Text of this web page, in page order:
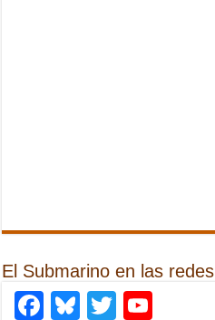
El Submarino en las redes
Facebook
Bluesky
Twitter